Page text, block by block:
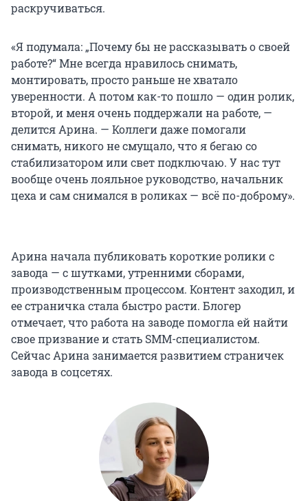
раскручиваться.
«Я подумала: „Почему бы не рассказывать о своей
работе?“ Мне всегда нравилось снимать,
монтировать, просто раньше не хватало
уверенности. А потом как-то пошло — один ролик,
второй, и меня очень поддержали на работе, —
делится Арина. — Коллеги даже помогали
снимать, никого не смущало, что я бегаю со
стабилизатором или свет подключаю. У нас тут
вообще очень лояльное руководство, начальник
цеха и сам снимался в роликах — всё по-доброму».
Арина начала публиковать короткие ролики с
завода — с шутками, утренними сборами,
производственным процессом. Контент заходил, и
ее страничка стала быстро расти. Блогер
отмечает, что работа на заводе помогла ей найти
свое призвание и стать SMM-специалистом.
Сейчас Арина занимается развитием страничек
завода в соцсетях.